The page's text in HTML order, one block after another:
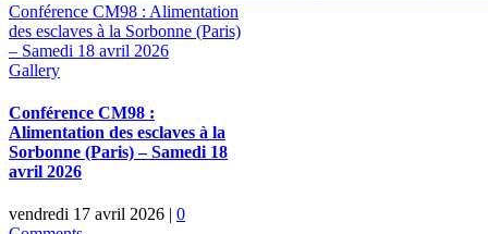
Conférence CM98 : Alimentation
des esclaves à la Sorbonne (Paris)
– Samedi 18 avril 2026
Gallery
Conférence CM98 :
Alimentation des esclaves à la
Sorbonne (Paris) – Samedi 18
avril 2026
vendredi 17 avril 2026 | 0